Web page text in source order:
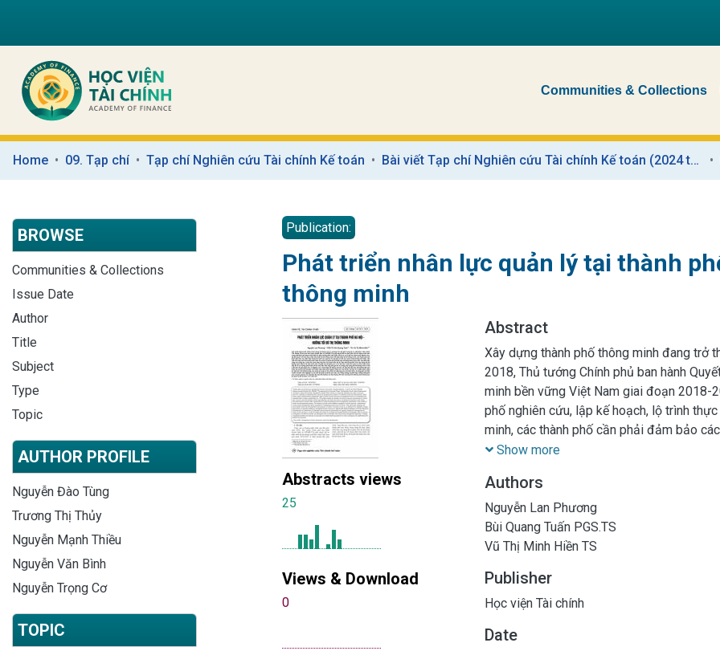
Communities & Collections
Home 09. Tạp chí Tạp chí Nghiên cứu Tài chính Kế toán Bài viết Tạp chí Nghiên cứu Tài chính Kế toán (2024 trở về trước)
BROWSE
Communities & Collections
Issue Date
Author
Title
Subject
Type
Topic
AUTHOR PROFILE
Nguyễn Đào Tùng
Trương Thị Thủy
Nguyễn Mạnh Thiều
Nguyễn Văn Bình
Nguyễn Trọng Cơ
TOPIC
Publication:
Phát triển nhân lực quản lý tại thành
thông minh
Abstracts views
25
Views & Download
0
Abstract
Xây dựng thành phố thông minh đang trở
2018, Thủ tướng Chính phủ ban hành
minh bền vững Việt Nam giai đoạn 2018-
phố nghiên cứu, lập kế hoạch, lộ trình
minh, các thành phố cần phải đảm bảo
trọng không thể thiếu. Bài viết trình bày
biệt trong tiến trình xây dựng đô thị thông
làm, nhân lực quản lý chưa nhận thức
xu hướng xây dựng đô thị thông minh và
thống văn bản về công tác đào tạo, bồi
quản lý cho nhân lực đáp ứng yêu cầu
cán bộ quản lý đô thị các cấp; (iii) Tăng
vị trí việc làm
Show more
Authors
Nguyễn Lan Phương
Bùi Quang Tuấn PGS.TS
Vũ Thị Minh Hiền TS
Publisher
Học viện Tài chính
Date